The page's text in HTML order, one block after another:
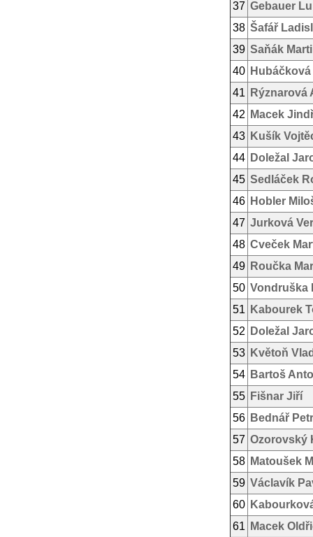
37 Gebauer
38 Šafář
39 Saňák
40
41
Rýznarová
42
Macek
43 Kušík
44 Doležal
45 Sedláček
46 Hobler
47 Jurková
48 Cveček
49 Roučka
50 Vondruška
51
Kabourek
52
Doležal
53 Květoň
54 Bartoš
55 Fišnar Jiří
56 Bednář Petr
57 Ozorovský
58 Matoušek
59 Václavík
60
61
Macek